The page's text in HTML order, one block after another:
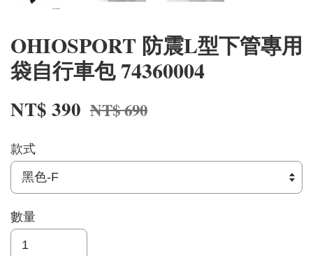
OHIOSPORT 防震L型下管專用
袋自行車包 74360004
NT$ 390 NT$ 690
款式
數量